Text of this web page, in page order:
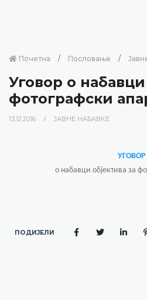
Почетна Пословање
Уговор о набавци
фотографски
13.12.2016. ЈАВНЕ НАБАВКЕ
УГОВОР
о набавци објектива за
ПОДИЈЕЛИ